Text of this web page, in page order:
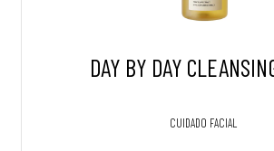
DAY BY DAY
CUIDADO FACIAL